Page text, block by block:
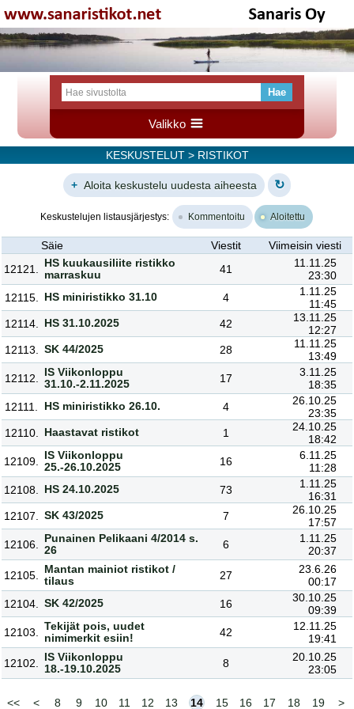
Valikko
KESKUSTELUT> RISTIKOT
+ Aloita keskustelu uudesta aiheesta ↻
Keskustelujen listausjärjestys: Kommentoitu Aloitettu
Säie Viestit
Viimeisin viesti
12121.
HS kuukausiliite ristikko
marraskuu
41
11.11.25
23:30
12115.
HS miniristikko 31.10 4
1.11.25
11:45
12114.
HS 31.10.2025 42
13.11.25
12:27
12113.
SK 44/2025 28
11.11.25
13:49
12112.
IS Viikonloppu
31.10.-2.11.2025
17
3.11.25
18:35
12111.
HS miniristikko 26.10. 4
26.10.25
23:35
12110.
Haastavat ristikot 1
24.10.25
18:42
12109.
IS Viikonloppu
25.-26.10.2025
16
6.11.25
11:28
12108.
HS 24.10.2025 73
1.11.25
16:31
12107.
SK 43/2025 7
26.10.25
17:57
12106.
Punainen Pelikaani 4/2014 s.
26
6
1.11.25
20:37
12105.
Mantan mainiot ristikot /
tilaus
27
23.6.26
00:17
12104.
SK 42/2025 16
30.10.25
09:39
12103.
Tekijät pois, uudet
nimimerkit esiin!
42
12.11.25
19:41
12102.
IS Viikonloppu
18.-19.10.2025
8
20.10.25
23:05
<< < 8 9 10 11 12 13 14 15 16 17 18 19 >